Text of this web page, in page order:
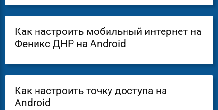
Как настроить мобильный интернет на
Феникс ДНР на Android
Как настроить точку доступа на
Android